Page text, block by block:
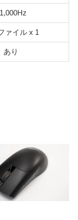
ァイル x 1
あり